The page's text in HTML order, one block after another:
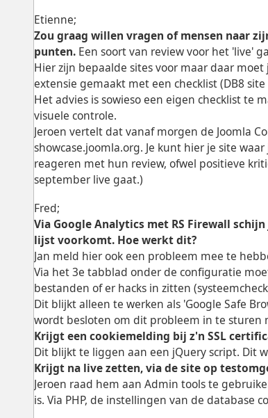
Etienne;
Zou graag willen vragen of mensen naar
punten. Een soort van review voor het 'live'
Hier zijn bepaalde sites voor maar daar
extensie gemaakt met een checklist (DB8 site
Het advies is sowieso een eigen checklist te
visuele controle.
Jeroen vertelt dat vanaf morgen de Joomla
showcase.joomla.org. Je kunt hier je site
reageren met hun review, ofwel positieve
september live gaat.)
Fred;
Via Google Analytics met RS Firewall
lijst voorkomt. Hoe werkt dit?
Jan meld hier ook een probleem mee te
Via het 3e tabblad onder de configuratie
bestanden of er hacks in zitten
Dit blijkt alleen te werken als 'Google Safe
wordt besloten om dit probleem in te sturen
Krijgt een cookiemelding bij z'n SSL
Dit blijkt te liggen aan een jQuery script. Dit
Krijgt na live zetten, via de site op
Jeroen raad hem aan Admin tools te
is. Via PHP, de instellingen van de database